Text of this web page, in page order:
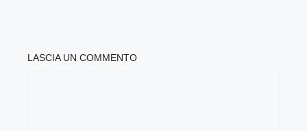
LASCIA UN COMMENTO